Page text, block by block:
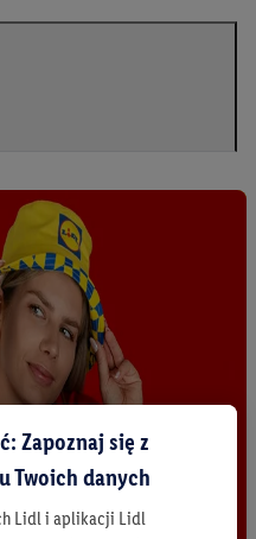
Zapoznaj się z
Twoich danych
Lidl i aplikacji Lidl